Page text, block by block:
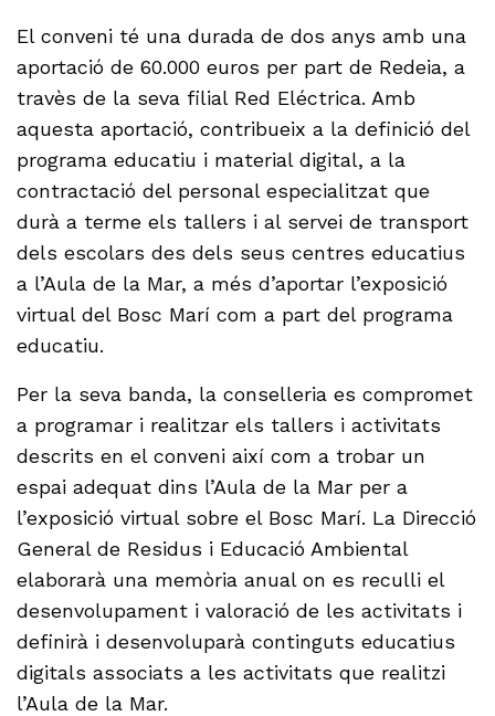
El conveni té una durada de dos anys amb una
aportació de 60.000 euros per part de Redeia, a
travès de la seva filial Red Eléctrica. Amb
aquesta aportació, contribueix a la definició del
programa educatiu i material digital, a la
contractació del personal especialitzat que
durà a terme els tallers i al servei de transport
dels escolars des dels seus centres educatius
a l’Aula de la Mar, a més d’aportar l’exposició
virtual del Bosc Marí com a part del programa
educatiu.
Per la seva banda, la conselleria es compromet
a programar i realitzar els tallers i activitats
descrits en el conveni així com a trobar un
espai adequat dins l’Aula de la Mar per a
l’exposició virtual sobre el Bosc Marí. La Direcció
General de Residus i Educació Ambiental
elaborarà una memòria anual on es reculli el
desenvolupament i valoració de les activitats i
definirà i desenvoluparà continguts educatius
digitals associats a les activitats que realitzi
l’Aula de la Mar.